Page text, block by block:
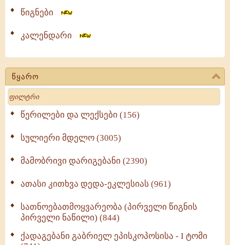
წიგნები
კალენდარი
წყარო
Search
წერილები და ლექსები (156)
სულიერი მდელო (3005)
მამობრივი დარიგებანი (2390)
ათასი კითხვა დედა-ეკლესიას (961)
სათნოებათმოყვარეობა (პირველი წიგნის
პირველი ნაწილი) (844)
ქადაგებანი გაბრიელ ეპისკოპოსისა - I ტომი